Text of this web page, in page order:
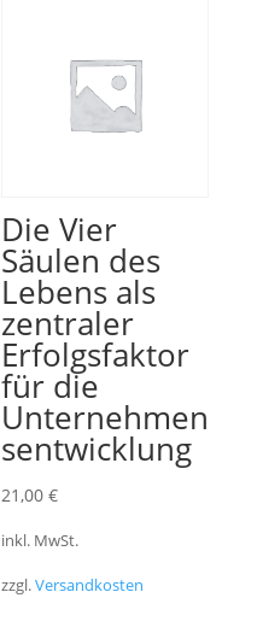
Die Vier
Säulen des
Lebens als
zentraler
Erfolgsfaktor
für die
Unternehmen
sentwicklung
21,00€
inkl. MwSt.
zzgl.Versandkosten